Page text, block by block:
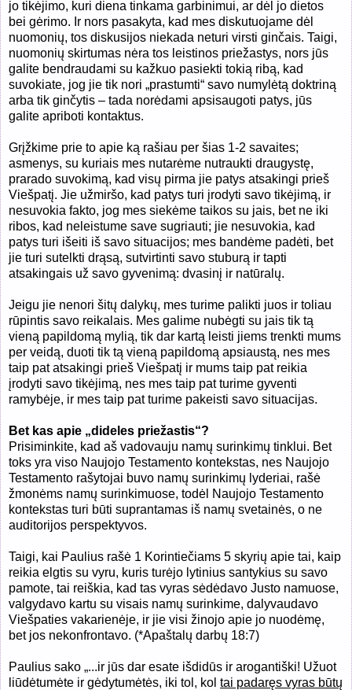
jo tikėjimo, kuri diena tinkama garbinimui, ar dėl jo dietos
bei gėrimo. Ir nors pasakyta, kad mes diskutuojame dėl
nuomonių, tos diskusijos niekada neturi virsti ginčais. Taigi,
nuomonių skirtumas nėra tos leistinos priežastys, nors jūs
galite bendraudami su kažkuo pasiekti tokią ribą, kad
suvokiate, jog jie tik nori „prastumti“ savo numylėtą doktriną
arba tik ginčytis – tada norėdami apsisaugoti patys, jūs
galite apriboti kontaktus.
Grįžkime prie to apie ką rašiau per šias 1-2 savaites;
asmenys, su kuriais mes nutarėme nutraukti draugystę,
prarado suvokimą, kad visų pirma jie patys atsakingi prieš
Viešpatį. Jie užmiršo, kad patys turi įrodyti savo tikėjimą, ir
nesuvokia fakto, jog mes siekėme taikos su jais, bet ne iki
ribos, kad neleistume save sugriauti; jie nesuvokia, kad
patys turi išeiti iš savo situacijos; mes bandėme padėti, bet
jie turi sutelkti drąsą, sutvirtinti savo stuburą ir tapti
atsakingais už savo gyvenimą: dvasinį ir natūralų.
Jeigu jie nenori šitų dalykų, mes turime palikti juos ir toliau
rūpintis savo reikalais. Mes galime nubėgti su jais tik tą
vieną papildomą mylią, tik dar kartą leisti jiems trenkti mums
per veidą, duoti tik tą vieną papildomą apsiaustą, nes mes
taip pat atsakingi prieš Viešpatį ir mums taip pat reikia
įrodyti savo tikėjimą, nes mes taip pat turime gyventi
ramybėje, ir mes taip pat turime pakeisti savo situacijas.
Bet kas apie „dideles priežastis“?
Prisiminkite, kad aš vadovauju namų surinkimų tinklui. Bet
toks yra viso Naujojo Testamento kontekstas, nes Naujojo
Testamento rašytojai buvo namų surinkimų lyderiai, rašė
žmonėms namų surinkimuose, todėl Naujojo Testamento
kontekstas turi būti suprantamas iš namų svetainės, o ne
auditorijos perspektyvos.
Taigi, kai Paulius rašė 1 Korintiečiams 5 skyrių apie tai, kaip
reikia elgtis su vyru, kuris turėjo lytinius santykius su savo
pamote, tai reiškia, kad tas vyras sėdėdavo Justo namuose,
valgydavo kartu su visais namų surinkime, dalyvaudavo
Viešpaties vakarienėje, ir jie visi žinojo apie jo nuodėmę,
bet jos nekonfrontavo. (*Apaštalų darbų 18:7)
Paulius sako „...ir jūs dar esate išdidūs ir arogantiški! Užuot
liūdėtumėte ir gėdytumėtės, iki tol, kol tai padaręs vyras būtų